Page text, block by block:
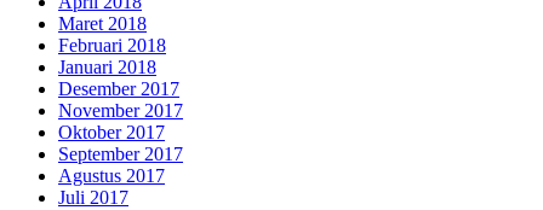
Maret 2018
Februari 2018
Januari 2018
Desember 2017
November 2017
Oktober 2017
September 2017
Agustus 2017
Juli 2017